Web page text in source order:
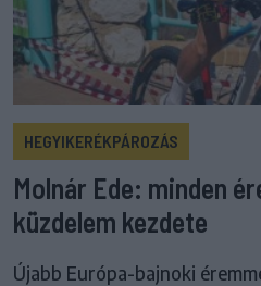
HEGYIKERÉKPÁROZÁS
Molnár Ede: minden
küzdelem kezdete
Újabb Európa-bajnoki